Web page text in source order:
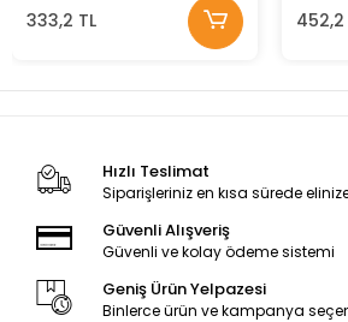
333,2 TL 452,2
Hızlı Teslimat
Siparişleriniz en kısa sürede
Güvenli Alışveriş
Güvenli ve kolay ödeme sistemi
Geniş Ürün Yelpazesi
Binlerce ürün ve kampanya